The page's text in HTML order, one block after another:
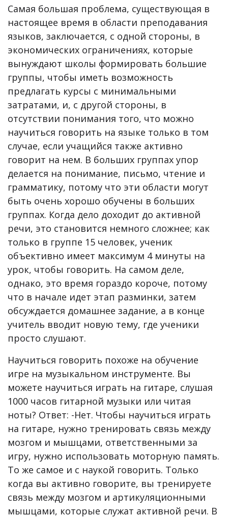
Самая большая проблема, существующая в
настоящее время в области преподавания
языков, заключается, с одной стороны, в
экономических ограничениях, которые
вынуждают школы формировать большие
группы, чтобы иметь возможность
предлагать курсы с минимальными
затратами, и, с другой стороны, в
отсутствии понимания того, что можно
научиться говорить на языке только в том
случае, если учащийся также активно
говорит на нем. В больших группах упор
делается на понимание, письмо, чтение и
грамматику, потому что эти области могут
быть очень хорошо обучены в больших
группах. Когда дело доходит до активной
речи, это становится немного сложнее; как
только в группе 15 человек, ученик
объективно имеет максимум 4 минуты на
урок, чтобы говорить. На самом деле,
однако, это время гораздо короче, потому
что в начале идет этап разминки, затем
обсуждается домашнее задание, а в конце
учитель вводит новую тему, где ученики
просто слушают.
Научиться говорить похоже на обучение
игре на музыкальном инструменте. Вы
можете научиться играть на гитаре, слушая
1000 часов гитарной музыки или читая
ноты? Ответ: -Нет. Чтобы научиться играть
на гитаре, нужно тренировать связь между
мозгом и мышцами, ответственными за
игру, нужно использовать моторную память.
То же самое и с наукой говорить. Только
когда вы активно говорите, вы тренируете
связь между мозгом и артикуляционными
мышцами, которые служат активной речи. В